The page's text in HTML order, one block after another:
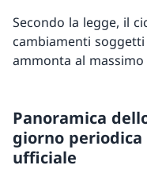
Secondo la legge, il
cambiamenti
ammonta al
Panoramica
giorno
ufficiale